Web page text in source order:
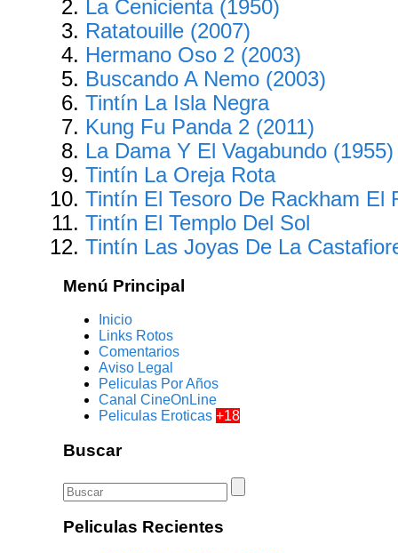
La Cenicienta (1950)
Ratatouille (2007)
Hermano Oso 2 (2003)
Buscando A Nemo (2003)
Tintín La Isla Negra
Kung Fu Panda 2 (2011)
La Dama Y El Vagabundo (1955)
Tintín La Oreja Rota
Tintín El Tesoro De Rackham El
Tintín El Templo Del Sol
Tintín Las Joyas De La
Menú Principal
Inicio
Links Rotos
Comentarios
Aviso Legal
Peliculas Por Años
Canal CineOnLine
Peliculas Eroticas+18
Buscar
Peliculas Recientes